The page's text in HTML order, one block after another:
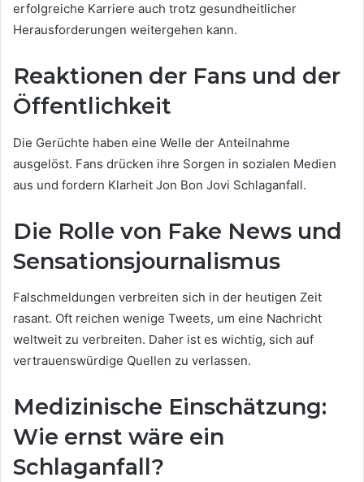
erfolgreiche Karriere auch trotz gesundheitlicher
Herausforderungen weitergehen kann.
Reaktionen der Fans und der
Öffentlichkeit
Die Gerüchte haben eine Welle der Anteilnahme
ausgelöst. Fans drücken ihre Sorgen in sozialen Medien
aus und fordern Klarheit Jon Bon Jovi Schlaganfall.
Die Rolle von Fake News und
Sensationsjournalismus
Falschmeldungen verbreiten sich in der heutigen Zeit
rasant. Oft reichen wenige Tweets, um eine Nachricht
weltweit zu verbreiten. Daher ist es wichtig, sich auf
vertrauenswürdige Quellen zu verlassen.
Medizinische Einschätzung:
Wie ernst wäre ein
Schlaganfall?